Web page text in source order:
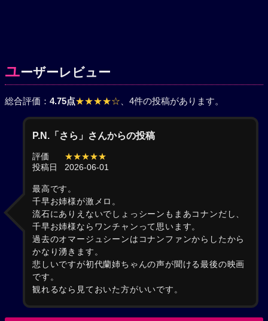
ユーザーレビュー
総合評価： 4.75点★★★★☆ 、4件の投稿があります。
P.N.「さら」さんからの投稿
評価
★★★★★
投稿日
2026-06-01
最高です。
千早お姉様が激メロ。
流石にありえないでしょっシーンもまあコナンだし、
千早お姉様ならワンチャンって思います。
過去のオマージュシーンはコナンファンからしたから
かなり湧きます。
悲しいですが初代蘭姉ちゃんの声が聞ける最後の映画
です。
観れるなら見ておいた方がいいです。